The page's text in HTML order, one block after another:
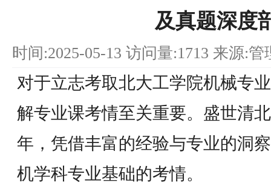
及真题深度
时间:2025-05-13 访问量:1713 来源:管
对于立志考取北大工学院机械专
解专业课考情至关重要。盛世清
年，凭借丰富的经验与专业的洞
机学科专业基础的考情。